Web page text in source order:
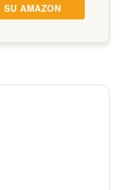
SU AMAZON